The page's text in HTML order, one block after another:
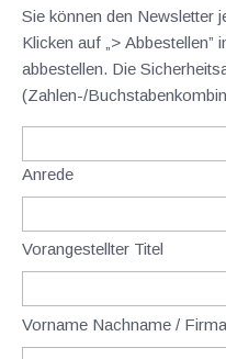
Sie können den Newsletter
Klicken auf „>
abbestellen. Die
(Zahlen-/
Anrede
Vorangestellter Titel
Vorname Nachname / Firma